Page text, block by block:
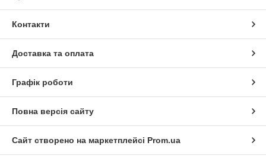
Контакти
Доставка та оплата
Графік роботи
Повна версія сайту
Сайт створено на маркетплейсі Prom.ua